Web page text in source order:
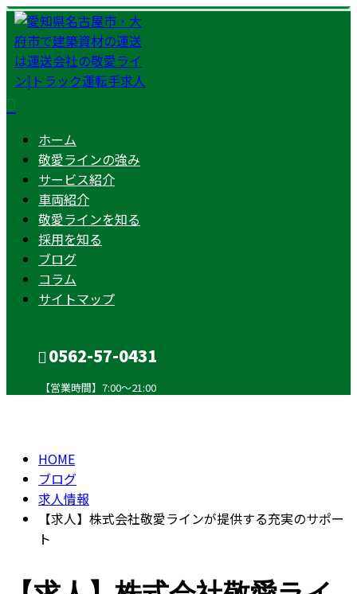
ホーム
敬愛ラインの強み
サービス紹介
車両紹介
敬愛ラインを知る
採用を知る
ブログ
コラム
サイトマップ
0562-57-0431
【営業時間】7:00～21:00
HOME
ブログ
求人情報
【求人】株式会社敬愛ラインが提供する充実のサポー
ト